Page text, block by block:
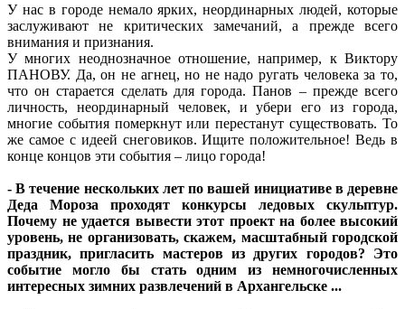
У нас в городе немало ярких, неординарных людей, которые
заслуживают не критических замечаний, а прежде всего
внимания и признания.
У многих неоднозначное отношение, например, к Виктору
ПАНОВУ. Да, он не агнец, но не надо ругать человека за то,
что он старается сделать для города. Панов – прежде всего
личность, неординарный человек, и убери его из города,
многие события померкнут или перестанут существовать. То
же самое с идеей снеговиков. Ищите положительное! Ведь в
конце концов эти события – лицо города!
- В течение нескольких лет по вашей инициативе в деревне
Деда Мороза проходят конкурсы ледовых скульптур.
Почему не удается вывести этот проект на более высокий
уровень, не организовать, скажем, масштабный городской
праздник, пригласить мастеров из других городов? Это
событие могло бы стать одним из немногочисленных
интересных зимних развлечений в Архангельске ...